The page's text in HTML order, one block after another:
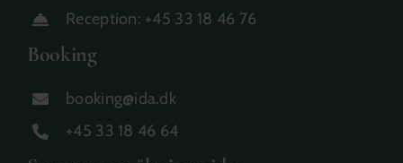
Reception: +45 33 18 46 76
Booking
booking@ida.dk
+45 33 18 46 64